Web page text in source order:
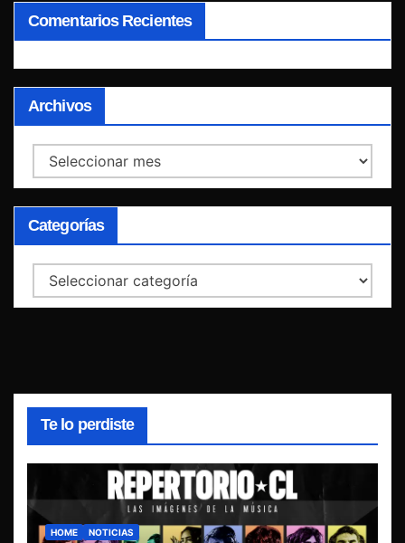
Comentarios Recientes
Archivos
Archivos
Categorías
Categorías
Te lo perdiste
HOME NOTICIAS